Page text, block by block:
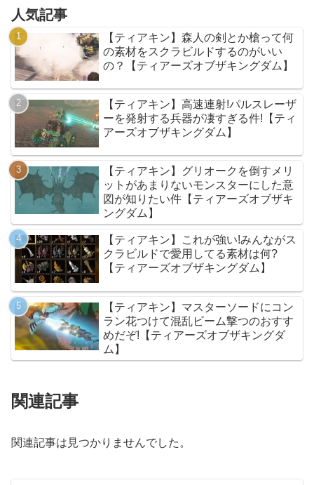
人気記事
【ティアキン】森人の剣とか槍って何
の素材をスクラビルドするのがいい
の？【ティアーズオブザキングダム】
【ティアキン】高速連射!パルスレーザ
ーを発射する兵器が凄すぎる件!【ティ
アーズオブザキングダム】
【ティアキン】グリオークを倒すメリ
ットがあまりないモンスターにした意
図が知りたい件【ティアーズオブザキ
ングダム】
【ティアキン】これが強い!みんながス
クラビルドで愛用してる素材は何?
【ティアーズオブザキングダム】
【ティアキン】マスターソードにコン
ラン花つけて混乱ビーム撃つのおすす
めだぞ!【ティアーズオブザキングダ
ム】
関連記事
関連記事は見つかりませんでした。